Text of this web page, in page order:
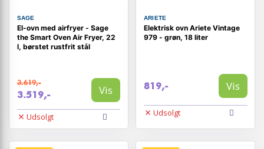
SAGE
El-ovn med airfryer - Sage
the Smart Oven Air Fryer, 22
l, børstet rustfrit stål
3.619,-
3.519,- Vis
Udsolgt
ARIETE
Elektrisk ovn Ariete Vintage
979 - grøn, 18 liter
819,- Vis
Udsolgt